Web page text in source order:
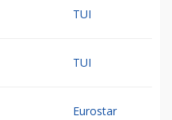
TUI
TUI
Eurostar